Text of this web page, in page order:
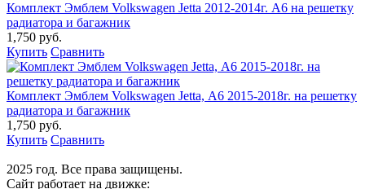
Комплект Эмблем Volkswagen Jetta 2012-2014г. A6 на решетку
радиатора и багажник
1,750 руб.
Купить Сравнить
Комплект Эмблем Volkswagen Jetta, А6 2015-2018г. на решетку
радиатора и багажник
1,750 руб.
Купить Сравнить
2025 год. Все права защищены.
Сайт работает на движке: